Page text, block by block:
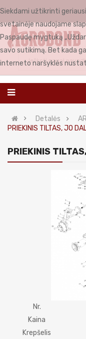
Detalės
PRIEKINIS TILTAS, JO
PRIEKINIS
Nr.
Kaina
Krepšelis
Siekdami užtikrinti
svetainėje naudojame
Paspaudę mygtuką
savo sutikimą. Bet kada
interneto naršyklės